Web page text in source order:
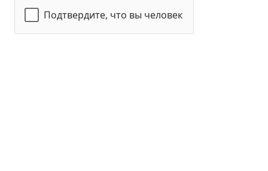
Подтвердите, что вы человек